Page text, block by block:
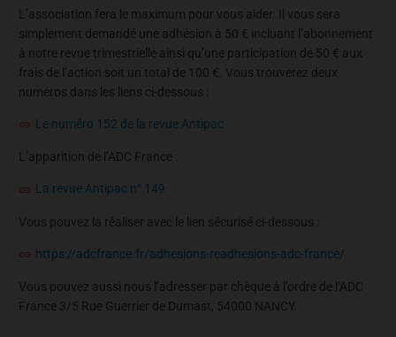
L’association fera le maximum pour vous aider. Il vous sera
simplement demandé une adhésion à 50 € incluant l’abonnement
à notre revue trimestrielle ainsi qu’une participation de 50 € aux
frais de l’action soit un total de 100 €. Vous trouverez deux
numéros dans les liens ci-dessous :
Le numéro 152 de la revue Antipac
L’apparition de l’ADC France :
La revue Antipac n° 149
Vous pouvez la réaliser avec le lien sécurisé ci-dessous :
https://adcfrance.fr/adhesions-readhesions-adc-france/
Vous pouvez aussi nous l’adresser par chèque à l’ordre de l’ADC
France 3/5 Rue Guerrier de Dumast, 54000 NANCY